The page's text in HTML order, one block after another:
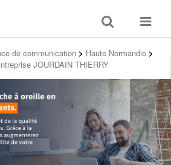
Toggle
search
Toggle
de communication > Haute Normandie >
JOURDAIN THIERRY